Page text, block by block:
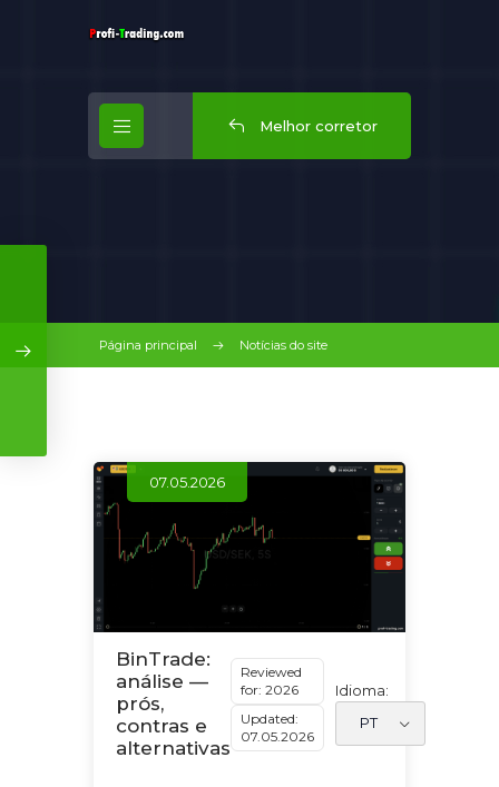
Melhor corretor
Página principal Notícias do site
07.05.2026
BinTrade:
análise —
prós,
contras e
alternativas
Reviewed
for: 2026
Updated:
07.05.2026
Idioma: